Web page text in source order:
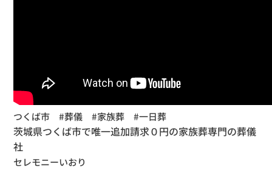
つくば市 #葬儀 #家族葬 #一日葬
茨城県つくば市で唯一追加請求０円の家族葬専門の葬儀
社
セレモニーいおり